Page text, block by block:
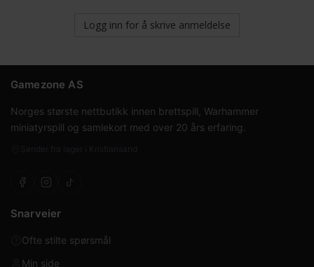
Logg inn for å skrive anmeldelse
Gamezone AS
Norges største nettbutikk innen brettspill, Warhammer
miniatyrspill og samlekort med over 20 års erfaring.
Snarveier
Ofte stilte spørsmål
Min side